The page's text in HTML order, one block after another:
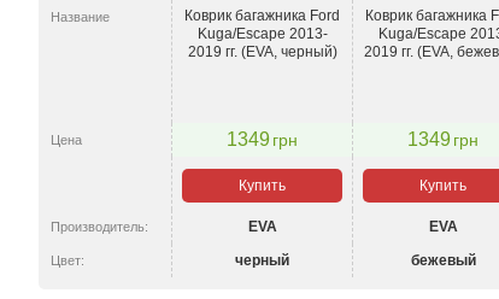
Название
Коврик багажника Ford
Kuga/Escape 2013-
2019 гг. (EVA, черный)
Коврик багажника
Kuga/Escape
2019 гг. (EVA,
Цена 1349грн 1349грн
Купить Купить
Производитель: EVA EVA
Цвет: черный бежевый